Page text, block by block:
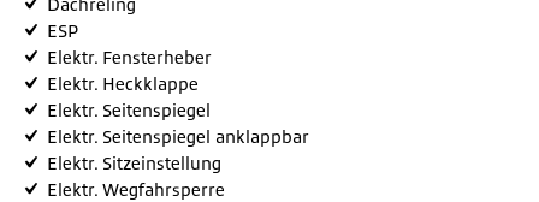
Dachreling
ESP
Elektr. Fensterheber
Elektr. Heckklappe
Elektr. Seitenspiegel
Elektr. Seitenspiegel anklappbar
Elektr. Sitzeinstellung
Elektr. Wegfahrsperre